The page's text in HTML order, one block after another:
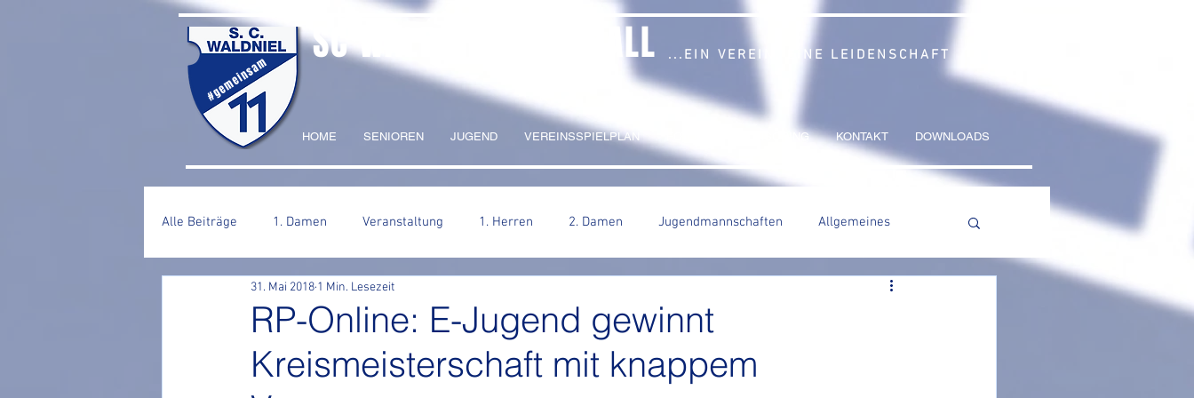
...EIN VEREIN, EINE LEIDENSCHAFT
SC WALDNIEL HANDBALL
HOME SENIOREN JUGEND VEREINSSPIELPLAN SPONSORING KONTAKT DOWNLOADS
#gemeinsam
Alle Beiträge 1. Damen Veranstaltung 1. Herren 2. Damen Jugendmannschaften Allgemeines
RP-Online: E-Jugend gewinnt
Kreismeisterschaft mit knappem
31. Mai 2018 1 Min. Lesezeit